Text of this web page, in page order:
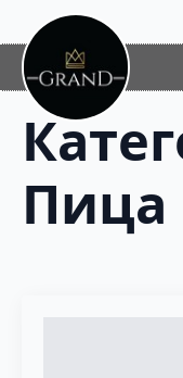
Пица